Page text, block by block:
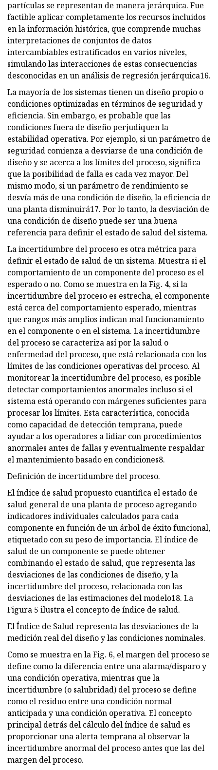
partículas se representan de manera jerárquica. Fue
factible aplicar completamente los recursos incluidos
en la información histórica, que comprende muchas
interpretaciones de conjuntos de datos
intercambiables estratificados en varios niveles,
simulando las interacciones de estas consecuencias
desconocidas en un análisis de regresión jerárquica16.
La mayoría de los sistemas tienen un diseño propio o
condiciones optimizadas en términos de seguridad y
eficiencia. Sin embargo, es probable que las
condiciones fuera de diseño perjudiquen la
estabilidad operativa. Por ejemplo, si un parámetro de
seguridad comienza a desviarse de una condición de
diseño y se acerca a los límites del proceso, significa
que la posibilidad de falla es cada vez mayor. Del
mismo modo, si un parámetro de rendimiento se
desvía más de una condición de diseño, la eficiencia de
una planta disminuirá17. Por lo tanto, la desviación de
una condición de diseño puede ser una buena
referencia para definir el estado de salud del sistema.
La incertidumbre del proceso es otra métrica para
definir el estado de salud de un sistema. Muestra si el
comportamiento de un componente del proceso es el
esperado o no. Como se muestra en la Fig. 4, si la
incertidumbre del proceso es estrecha, el componente
está cerca del comportamiento esperado, mientras
que rangos más amplios indican mal funcionamiento
en el componente o en el sistema. La incertidumbre
del proceso se caracteriza así por la salud o
enfermedad del proceso, que está relacionada con los
límites de las condiciones operativas del proceso. Al
monitorear la incertidumbre del proceso, es posible
detectar comportamientos anormales incluso si el
sistema está operando con márgenes suficientes para
procesar los límites. Esta característica, conocida
como capacidad de detección temprana, puede
ayudar a los operadores a lidiar con procedimientos
anormales antes de fallas y eventualmente respaldar
el mantenimiento basado en condiciones8.
Definición de incertidumbre del proceso.
El índice de salud propuesto cuantifica el estado de
salud general de una planta de proceso agregando
indicadores individuales calculados para cada
componente en función de un árbol de éxito funcional,
etiquetado con su peso de importancia. El índice de
salud de un componente se puede obtener
combinando el estado de salud, que representa las
desviaciones de las condiciones de diseño, y la
incertidumbre del proceso, relacionada con las
desviaciones de las estimaciones del modelo18. La
Figura 5 ilustra el concepto de índice de salud.
El Índice de Salud representa las desviaciones de la
medición real del diseño y las condiciones nominales.
Como se muestra en la Fig. 6, el margen del proceso se
define como la diferencia entre una alarma/disparo y
una condición operativa, mientras que la
incertidumbre (o salubridad) del proceso se define
como el residuo entre una condición normal
anticipada y una condición operativa. El concepto
principal detrás del cálculo del índice de salud es
proporcionar una alerta temprana al observar la
incertidumbre anormal del proceso antes que las del
margen del proceso.